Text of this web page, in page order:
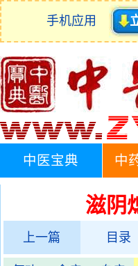
手机应用
中医宝典 中
滋阴
上一篇 目录